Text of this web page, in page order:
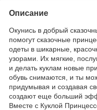
Описание
Окунись в добрый
помогут сказочные
одеты в шикарные,
узорами. Их мягкие,
и делать куклам новые
обувь снимаются, и ты
придумывая и создавая
создают еще больший
Вместе с Куклой